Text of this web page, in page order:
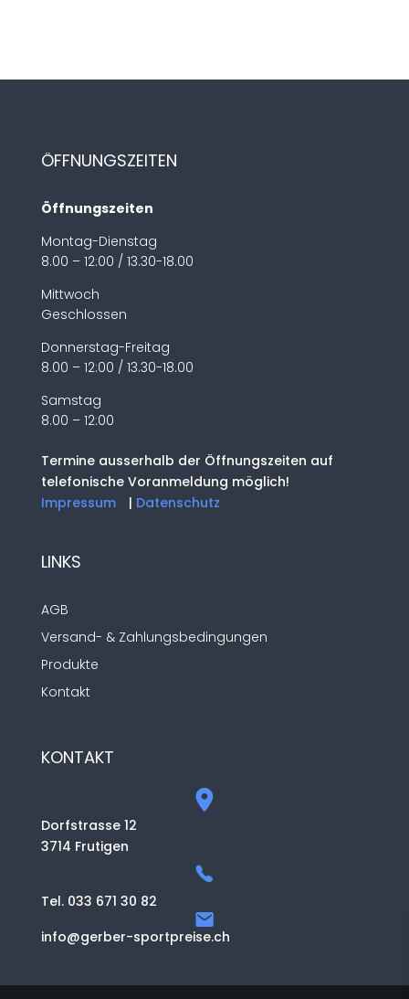
ÖFFNUNGSZEITEN
Öffnungszeiten
Montag-Dienstag
8.00 – 12:00 / 13.30-18.00
Mittwoch
Geschlossen
Donnerstag-Freitag
8.00 – 12:00 / 13.30-18.00
Samstag
8.00 – 12:00
Termine ausserhalb der Öffnungszeiten auf
telefonische Voranmeldung möglich!
Impressum
| Datenschutz
LINKS
AGB
Versand- & Zahlungsbedingungen
Produkte
Kontakt
KONTAKT
Dorfstrasse 12
3714 Frutigen
Tel. 033 671 30 82
info@gerber-sportpreise.ch